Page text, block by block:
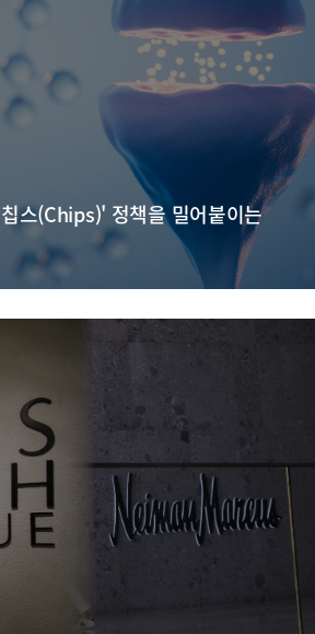
스(Chips)' 정책을 밀어붙이는